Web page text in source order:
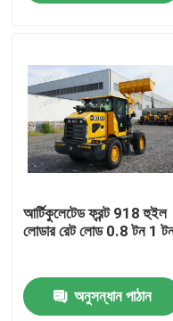
পণ্য
আমাদের সম্পর্কে
মান নিয়ন্ত্রণ
আমাদের সাথে যোগাযোগ করুন
আর্টিকুলেটেড ফ্রন্ট 918 হুইল
লোডার রেট লোড 0.8 টন 1
অনুসন্ধান পাঠান